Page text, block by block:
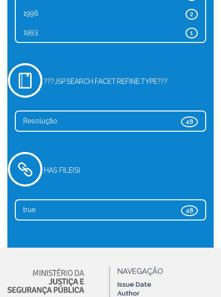
2
1996
1
1993
???JSP.SEARCH.FACET.REFINE.TYPE???
48
Resolução
HAS FILE(S)
48
true
NAVEGAÇÃO
Issue Date
Author